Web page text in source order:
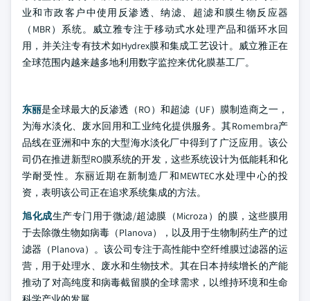
业和市政客户中使用反渗透、纳滤、超滤和膜生物反应器
（MBR）系统。威立雅专注于移动式水处理产品和循环水回
用，并关注专有技术如Hydrex膜和集成工艺设计。威立雅正在
全球范围内越来越多地利用数字监控来优化膜基工厂。
东丽是全球最大的反渗透（RO）和超滤（UF）膜制造商之一，
为海水淡化、废水回用和工业纯化提供服务。其Romembra产
品线在亚洲和中东的大型海水淡化厂中得到了广泛应用。该公
司仍在推进新型RO膜系统的开发，这些系统设计为低能耗和化
学耐受性。东丽近期在新制造厂和MEWTEC水处理中心的投
资，表明该公司正在追求系统集成的方法。
旭化成生产专门用于微滤/超滤膜（Microza）的膜，这些膜用
于去除微生物如病毒（Planova），以及用于生物制药生产的过
滤器（Planova）。该公司专注于高性能中空纤维膜过滤器的运
营，用于处理水、废水和生物技术。其在日本持续增长的产能
推动了对高纯度和病毒截留膜的全球需求，以维持环境和生命